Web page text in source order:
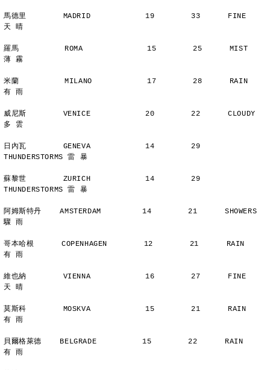
馬德里        MADRID            19        33      FINE
天 晴
羅馬          ROMA              15        25      MIST
薄 霧
米蘭          MILANO            17        28      RAIN
有 雨
威尼斯        VENICE            20        22      CLOUDY
多 雲
日內瓦        GENEVA            14        29
THUNDERSTORMS 雷 暴
蘇黎世        ZURICH            14        29
THUNDERSTORMS 雷 暴
阿姆斯特丹    AMSTERDAM         14        21      SHOWERS
驟 雨
哥本哈根      COPENHAGEN        12        21      RAIN
有 雨
維也納        VIENNA            16        27      FINE
天 晴
莫斯科        MOSKVA            15        21      RAIN
有 雨
貝爾格萊德    BELGRADE          15        22      RAIN
有 雨